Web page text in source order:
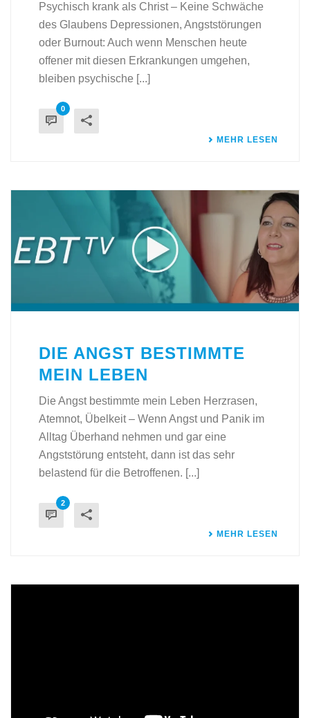
Psychisch krank als Christ – Keine Schwäche
des Glaubens Depressionen, Angststörungen
oder Burnout: Auch wenn Menschen heute
offener mit diesen Erkrankungen umgehen,
bleiben psychische [...]
0
MEHR LESEN
DIE ANGST BESTIMMTE
MEIN LEBEN
Die Angst bestimmte mein Leben Herzrasen,
Atemnot, Übelkeit – Wenn Angst und Panik im
Alltag Überhand nehmen und gar eine
Angststörung entsteht, dann ist das sehr
belastend für die Betroffenen. [...]
2
MEHR LESEN